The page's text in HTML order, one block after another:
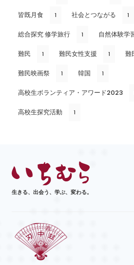
皆既月食 1 社会とつながる 1
総合探究 修学旅行 1 自然体験学
難民 1 難民女性支援 1 難
難民映画祭 1 韓国 1
高校生ボランティア・アワード2023
高校生探究活動 1
生きる、出会う、学ぶ、変わる。